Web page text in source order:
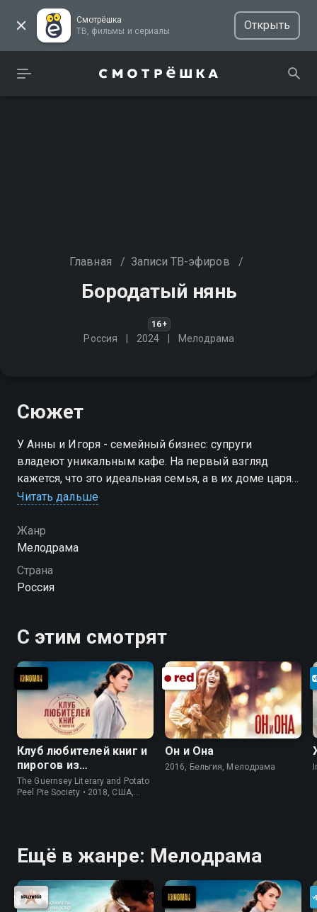
Смотрёшка
ТВ, фильмы и сериалы
Открыть
Главная / Записи ТВ-эфиров /
Бородатый нянь
16+
Россия 2024 Мелодрама
Сюжет
У Анны и Игоря - семейный бизнес: супруги
владеют уникальным кафе. На первый взгляд
кажется, что это идеальная семья, а в их доме царят
счастье, гармония и уют. Вскоре Аня узнаёт, что
Читать дальше
Жанр
Мелодрама
Страна
Россия
С этим смотрят
Клуб любителей книг и
пирогов из
картофельных
очистков
The Guernsey Literary and Potato
Peel Pie Society • 2018, США,
Он и Она
2016, Бельгия, Мелодрама
Ещё в жанре: Мелодрама